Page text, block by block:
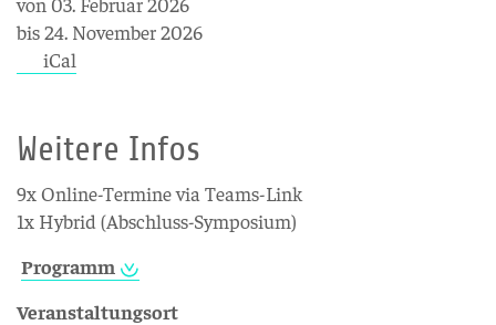
bis 24. November 2026
iCal
Weitere Infos
9x Online-Termine via Teams-Link
1x Hybrid (Abschluss-Symposium)
Programm
Veranstaltungsort